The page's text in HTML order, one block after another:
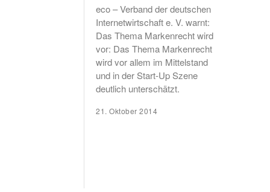
eco – Verband der deutschen
Internetwirtschaft e. V. warnt:
Das Thema Markenrecht wird
vor: Das Thema Markenrecht
wird vor allem im Mittelstand
und in der Start-Up Szene
deutlich unterschätzt.
21. Oktober 2014